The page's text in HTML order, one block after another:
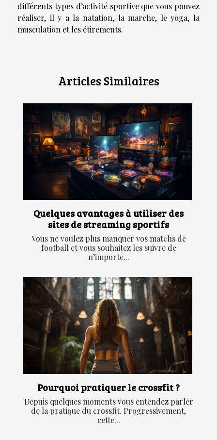
différents types d’activité sportive que vous pouvez
réaliser, il y a la natation, la marche, le yoga, la
musculation et les étirements.
Articles Similaires
Quelques avantages à utiliser des
sites de streaming sportifs
Vous ne voulez plus manquer vos matchs de
football et vous souhaitez les suivre de
n’importe...
Pourquoi pratiquer le crossfit ?
Depuis quelques moments vous entendez parler
de la pratique du crossfit. Progressivement,
cette...